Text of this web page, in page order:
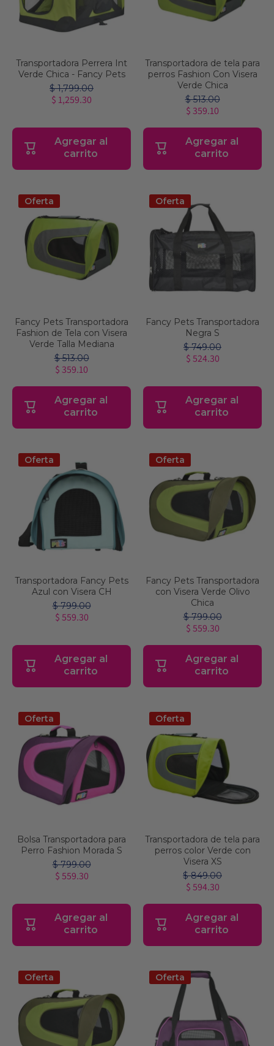
Transportadora Perrera Int
Verde Chica - Fancy Pets
$ 1,799.00
$ 1,259.30
Agregar al
carrito
Transportadora de tela para
perros Fashion Con Visera
Verde Chica
$ 513.00
$ 359.10
Agregar al
carrito
Oferta
Fancy Pets Transportadora
Fashion de Tela con Visera
Verde Talla Mediana
$ 513.00
$ 359.10
Agregar al
carrito
Oferta
Fancy Pets Transportadora
Negra S
$ 749.00
$ 524.30
Agregar al
carrito
Oferta
Transportadora Fancy Pets
Azul con Visera CH
$ 799.00
$ 559.30
Agregar al
carrito
Oferta
Fancy Pets Transportadora
con Visera Verde Olivo
Chica
$ 799.00
$ 559.30
Agregar al
carrito
Oferta
Bolsa Transportadora para
Perro Fashion Morada S
$ 799.00
$ 559.30
Agregar al
carrito
Oferta
Transportadora de tela para
perros color Verde con
Visera XS
$ 849.00
$ 594.30
Agregar al
carrito
Oferta Oferta